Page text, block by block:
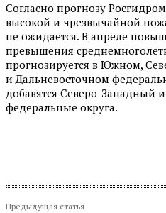
Согласно прогнозу
высокой и чрезвычайной
не ожидается. В апреле
превышения
прогнозируется в Южном,
и Дальневосточном
добавятся Северо-Западный
федеральные округа.
Предыдущая статья